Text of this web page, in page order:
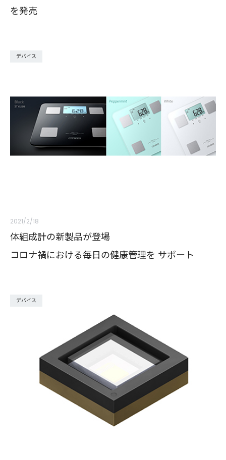
を発売
デバイス
2021/2/18
体組成計の新製品が登場
コロナ禍における毎日の健康管理を サポート
デバイス